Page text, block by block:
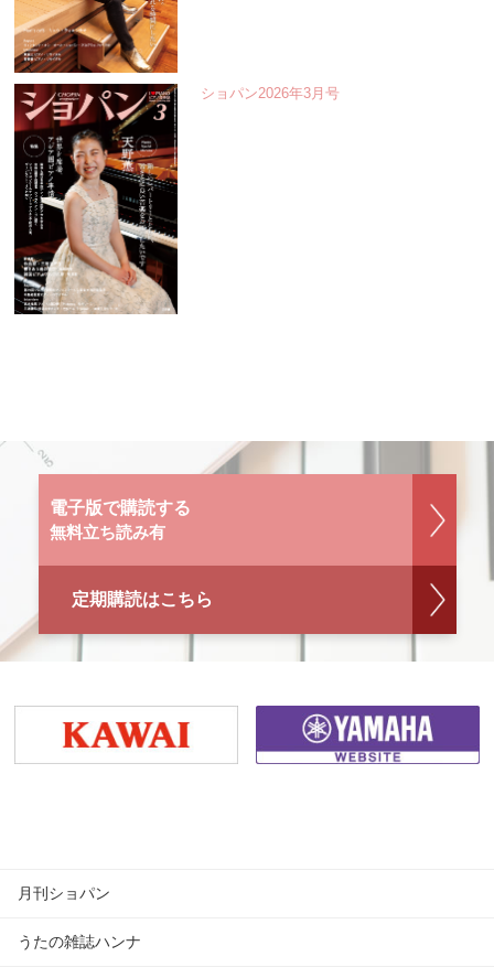
ショパン2026年3月号
電子版で購読する
無料立ち読み有
定期購読はこちら
月刊ショパン
うたの雑誌ハンナ